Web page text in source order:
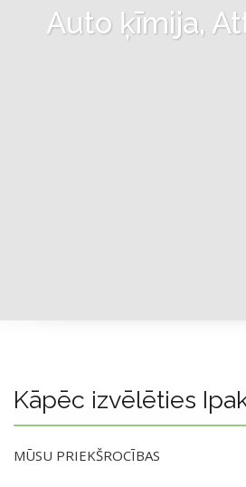
Auto ķīmija,
Kāpēc izvēlēties
MŪSU PRIEKŠROCĪBAS